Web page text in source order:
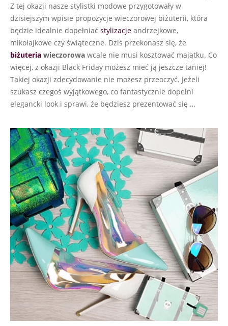
Z tej okazji nasze stylistki modowe przygotowały w
dzisiejszym wpisie propozycje wieczorowej biżuterii, która
będzie idealnie dopełniać stylizacje andrzejkowe,
mikołajkowe czy świąteczne. Dziś przekonasz się, że
biżuteria wieczorowa wcale nie musi kosztować majątku. Co
więcej, z okazji Black Friday możesz mieć ją jeszcze taniej!
Takiej okazji zdecydowanie nie możesz przeoczyć. Jeżeli
szukasz czegoś wyjątkowego, co fantastycznie dopełni
elegancki look i sprawi, że będziesz prezentować się …